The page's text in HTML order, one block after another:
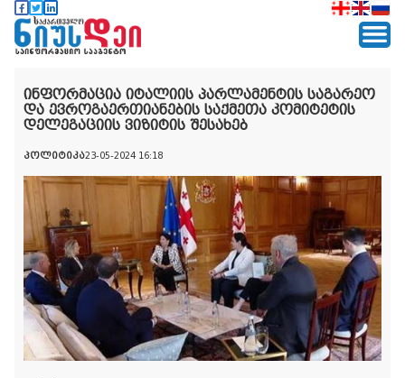
ინფორმაცია იტალიის პარლამენტის საგარეო
და ევროგაერთიანების საქმეთა კომიტეტის
დელეგაციის ვიზიტის შესახებ
პოლიტიკა23-05-2024 16:18